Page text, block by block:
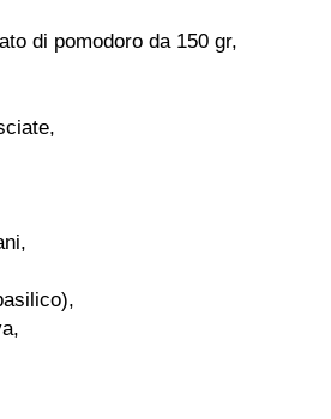
di pomodoro da 150 gr,